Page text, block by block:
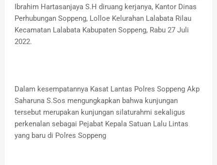
Ibrahim Hartasanjaya S.H diruang kerjanya, Kantor Dinas
Perhubungan Soppeng, Lolloe Kelurahan Lalabata Rilau
Kecamatan Lalabata Kabupaten Soppeng, Rabu 27 Juli
2022.
Dalam kesempatannya Kasat Lantas Polres Soppeng Akp
Saharuna S.Sos mengungkapkan bahwa kunjungan
tersebut merupakan kunjungan silaturahmi sekaligus
perkenalan sebagai Pejabat Kepala Satuan Lalu Lintas
yang baru di Polres Soppeng